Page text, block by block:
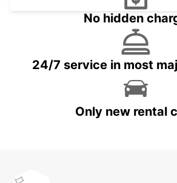
No hidden
24/7 service in most
Only new rental